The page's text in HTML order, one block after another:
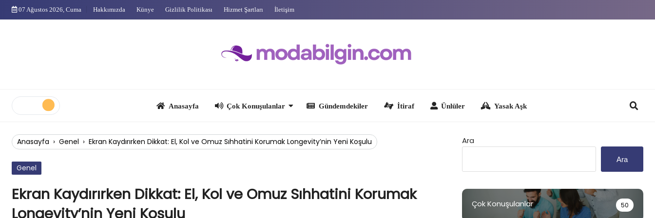
Skip
07 Ağustos 2026, Cuma Hakkımızda Künye Gizlilik Politikası Hizmet Şartları İletişim
Anasayfa › Genel › Ekran Kaydırırken Dikkat: El, Kol ve Omuz Sıhhatini Korumak Longevity’nin Yeni Koşulu
Genel
Ekran Kaydırırken Dikkat: El, Kol ve Omuz Sıhhatini Korumak
Longevity’nin Yeni Koşulu
Ara
Ara
Çok Konuşulanlar 50